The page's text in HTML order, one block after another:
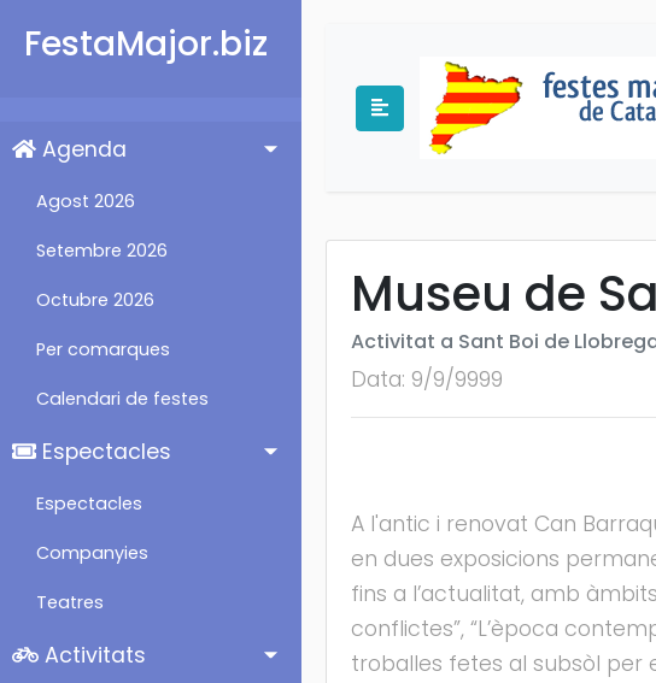
FestaMajor.biz
Agenda
Agost 2026
Setembre 2026
Octubre 2026
Per comarques
Calendari de festes
Espectacles
Espectacles
Companyies
Teatres
Activitats
Museu de
Activitat a Sant Boi de
Data: 9/9/9999
A l'antic i renovat Can
en dues exposicions
fins a l’actualitat, amb àmbits
conflictes”, “L’època
troballes fetes al subsòl per